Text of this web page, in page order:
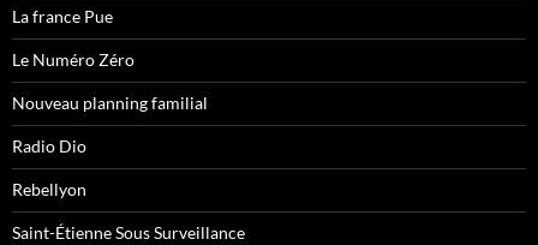
La france Pue
Le Numéro Zéro
Nouveau planning familial
Radio Dio
Rebellyon
Saint-Étienne Sous Surveillance